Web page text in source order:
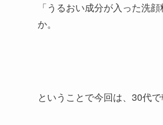
「うるおい成分が入った洗
か。
ということで今回は、30代